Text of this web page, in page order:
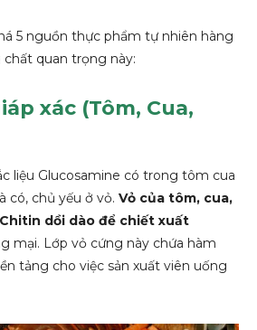
5 nguồn thực phẩm tự nhiên hàng
quan trọng này:
xác (Tôm, Cua,
liệu Glucosamine có trong tôm cua
có, chủ yếu ở vỏ. Vỏ của tôm, cua,
dồi dào để chiết xuất
mại. Lớp vỏ cứng này chứa hàm
tảng cho việc sản xuất viên uống